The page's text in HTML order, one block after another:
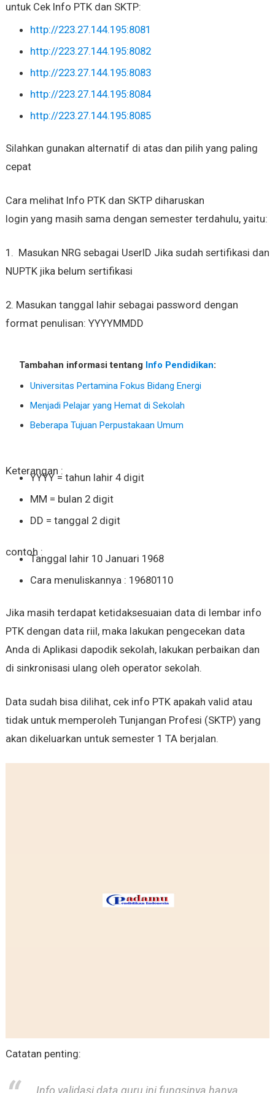
untuk Cek Info PTK dan SKTP:
http://223.27.144.195:8081
http://223.27.144.195:8082
http://223.27.144.195:8083
http://223.27.144.195:8084
http://223.27.144.195:8085
Silahkan gunakan alternatif di atas dan pilih yang paling
cepat
Cara melihat Info PTK dan SKTP diharuskan
login yang masih sama dengan semester terdahulu, yaitu:
1. Masukan NRG sebagai UserID Jika sudah sertifikasi dan
NUPTK jika belum sertifikasi
2. Masukan tanggal lahir sebagai password dengan
format penulisan: YYYYMMDD
Tambahan informasi tentang Info Pendidikan:
Universitas Pertamina Fokus Bidang Energi
Menjadi Pelajar yang Hemat di Sekolah
Beberapa Tujuan Perpustakaan Umum
Keterangan :
YYYY = tahun lahir 4 digit
MM = bulan 2 digit
DD = tanggal 2 digit
contoh :
Tanggal lahir 10 Januari 1968
Cara menuliskannya : 19680110
Jika masih terdapat ketidaksesuaian data di lembar info
PTK dengan data riil, maka lakukan pengecekan data
Anda di Aplikasi dapodik sekolah, lakukan perbaikan dan
di sinkronisasi ulang oleh operator sekolah.
Data sudah bisa dilihat, cek info PTK apakah valid atau
tidak untuk memperoleh Tunjangan Profesi (SKTP) yang
akan dikeluarkan untuk semester 1 TA berjalan.
Catatan penting:
Info validasi data guru ini fungsinya hanya